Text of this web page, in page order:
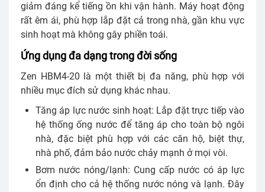
giảm đáng kể tiếng ồn khi vận hành. Máy hoạt động
rất êm ái, phù hợp lắp đặt cả trong nhà, gần khu vực
sinh hoạt mà không gây phiền toái.
Ứng dụng đa dạng trong đời sống
Zen HBM4-20 là một thiết bị đa năng, phù hợp với
nhiều mục đích sử dụng khác nhau.
Tăng áp lực nước sinh hoạt: Lắp đặt trực tiếp vào
hệ thống ống nước để tăng áp cho toàn bộ ngôi
nhà, đặc biệt phù hợp với các căn hộ, biệt thự,
nhà phố, đảm bảo nước chảy mạnh ở mọi vòi.
Bơm nước nóng/lạnh: Cung cấp nước có áp lực
ổn định cho cả hệ thống nước nóng và lạnh. Đây